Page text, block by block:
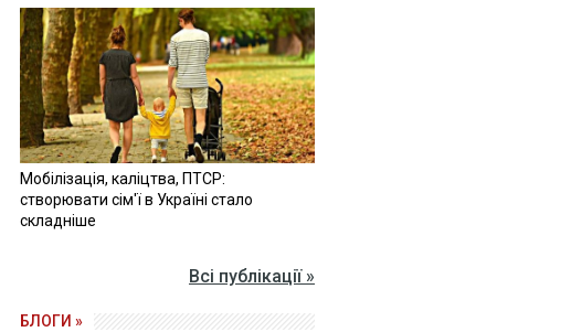
Мобілізація, каліцтва, ПТСР:
створювати сім'ї в Україні стало
складніше
Всі публікації »
БЛОГИ »